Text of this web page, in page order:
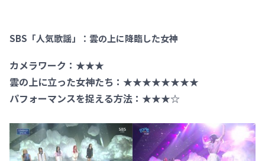
SBS「人気歌謡」：雲の上に降臨した女神
カメラワーク：★★★
雲の上に立った女神たち：★★★★★★★★
パフォーマンスを捉える方法：★★★☆